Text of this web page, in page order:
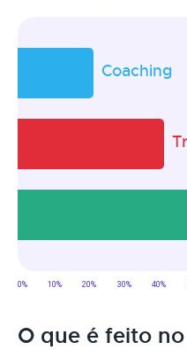
O que é feito